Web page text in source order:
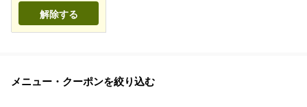
解除する
メニュー・クーポンを絞り込む